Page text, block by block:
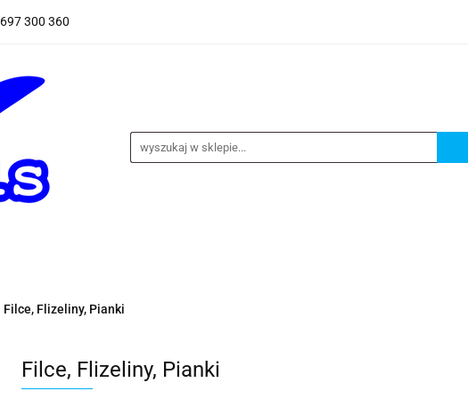
697 300 360
Filce, Flizeliny, Pianki
Filce, Flizeliny, Pianki